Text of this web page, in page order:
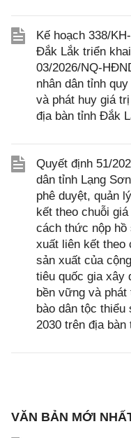
Kế hoạch 338/
Đắk Lắk triển
03/2026/NQ-
nhân dân tỉnh
và phát huy giá
địa bàn tỉnh Đắk
Quyết định 51/
dân tỉnh Lạng
phê duyệt, quản
kết theo chuỗi
cách thức nộp
xuất liên kết theo
sản xuất của
tiêu quốc gia xây
bền vững và
bào dân tộc thiểu
2030 trên địa bàn
VĂN BẢN MỚI